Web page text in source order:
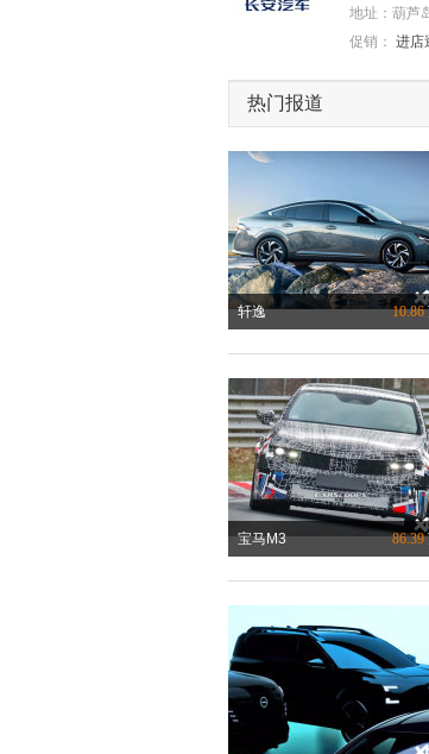
地址： 葫芦
促销： 进店
热门报道
轩逸 10.86
宝马M3 86.39